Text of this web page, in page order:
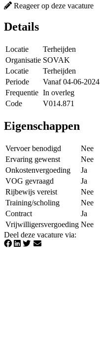
Reageer op deze vacature
Details
Locatie
Terheijden
Organisatie SOVAK
Locatie
Terheijden
Periode
Vanaf 04-06-2024
Frequentie In overleg
Code
V014.871
Eigenschappen
Vervoer benodigd
Nee
Ervaring gewenst
Nee
Onkostenvergoeding
Ja
VOG gevraagd
Ja
Rijbewijs vereist
Nee
Training/scholing
Nee
Contract
Ja
Vrijwilligersvergoeding Nee
Deel deze vacature via: